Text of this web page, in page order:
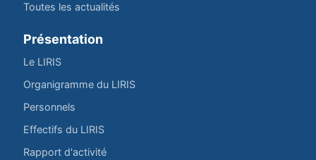
Toutes les actualités
Présentation
Le LIRIS
Organigramme du LIRIS
Personnels
Effectifs du LIRIS
Rapport d'activité